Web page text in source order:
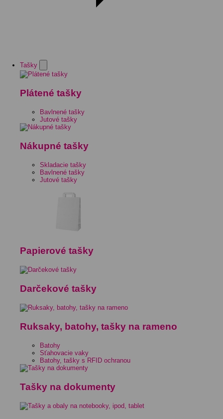
Tašky
Plátené tašky
Bavlnené tašky
Jutové tašky
Nákupné tašky
Skladacie tašky
Bavlnené tašky
Jutové tašky
Papierové tašky
Darčekové tašky
Ruksaky, batohy, tašky na rameno
Batohy
Sťahovacie vaky
Batohy, tašky s RFID ochranou
Tašky na dokumenty